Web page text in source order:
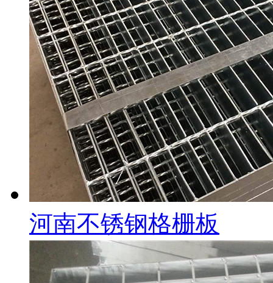
河南不锈钢格栅板